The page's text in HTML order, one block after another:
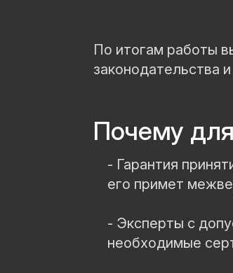
По итогам работы
законодательства
Почему
- Гарантия
его примет
- Эксперты с
необходимые